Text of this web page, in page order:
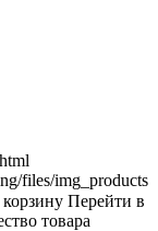
files/img_products
Перейти в
товара